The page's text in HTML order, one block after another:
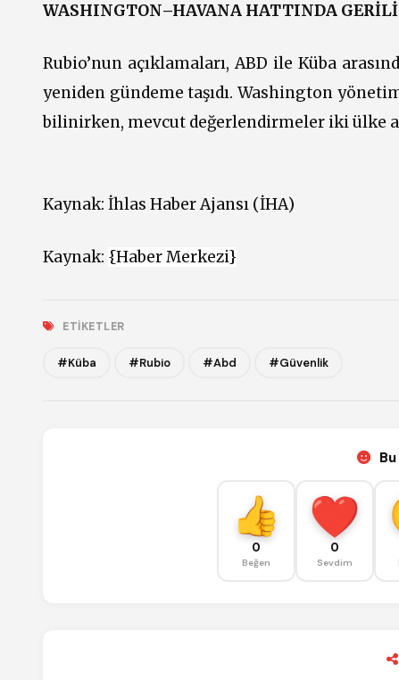
WASHINGTON–HAVANA HATTINDA
Rubio’nun açıklamaları, ABD ile Küba
yeniden gündeme taşıdı. Washington
bilinirken, mevcut değerlendirmeler iki ülke
Kaynak: İhlas Haber Ajansı (İHA)
Kaynak: {Haber Merkezi}
ETIKETLER
#Küba #Rubio #Abd #Güvenlik
0
Beğen
0
Sevdim